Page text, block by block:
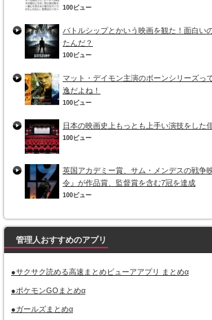
100ビュー
バトルシップとかいう映画を観た！面白い
たんだ？
100ビュー
マット・デイモン主演のボーンシリーズっ
逸だよね！
100ビュー
日本の映画史上もっとも上手い演技をした
100ビュー
英国アカデミー賞、サム・メンデスの戦争
令』が作品賞、監督賞を含む7冠を達成
100ビュー
管理人おすすめのアプリ
●サクサク読める高速まとめビューアアプリ まとめα
●ポケモンGOまとめα
●ガールズまとめα